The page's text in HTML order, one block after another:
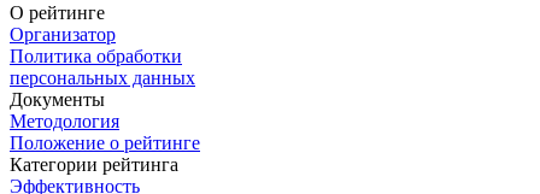
О рейтинге
Организатор
Политика обработки
персональных данных
Документы
Методология
Положение о рейтинге
Категории рейтинга
Эффективность